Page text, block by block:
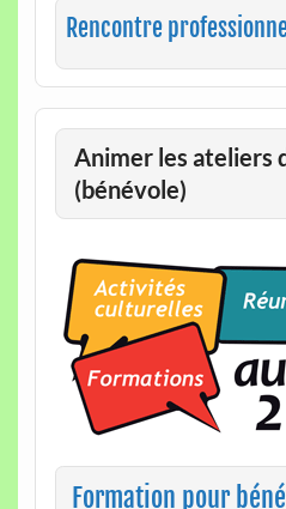
Rencontre
Animer les ateliers
(bénévole)
Formation pour